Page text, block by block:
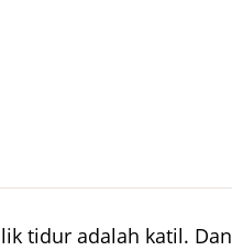
tidur adalah katil.